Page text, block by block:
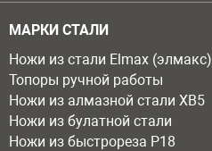
МАРКИ СТАЛИ
Ножи из стали Elmax (элмакс)
Топоры ручной работы
Ножи из алмазной стали ХВ5
Ножи из булатной стали
Ножи из быстрореза Р18